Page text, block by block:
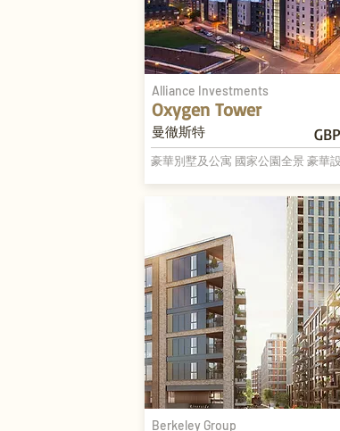
Alliance Investments
Oxygen Tower
曼徹斯特
豪華別墅及公寓 國家公園全景 豪華
Berkeley Group